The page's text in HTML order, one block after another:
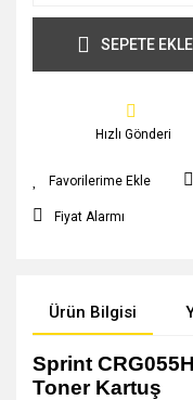
SEPETE EKLE
Hızlı Gönderi
Fiyat Alarmı
Ürün Bilgisi
Sprint
Toner Kartuş